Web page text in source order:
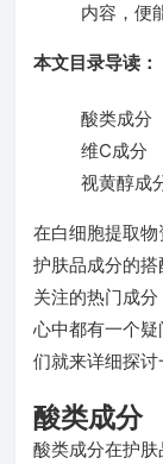
内容，便
本文目录导读：
酸类成分
维C成分
视黄醇成
在白细胞提取
护肤品成分的
关注的热门成
心中都有一个
们就来详细探讨
酸类成分
酸类成分在护